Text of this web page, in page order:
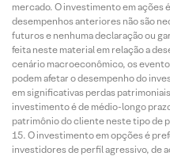
mercado. O investimento em ações
desempenhos anteriores não são
futuros e nenhuma declaração ou
feita neste material em relação a
cenário macroeconômico, os
podem afetar o desempenho do
em significativas perdas
investimento é de médio-longo
patrimônio do cliente neste tipo de
O investimento em opções é
investidores de perfil agressivo, de